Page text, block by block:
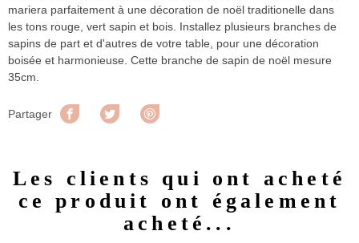
mariera parfaitement à une décoration de noël traditionelle dans
les tons rouge, vert sapin et bois. Installez plusieurs branches de
sapins de part et d'autres de votre table, pour une décoration
boisée et harmonieuse. Cette branche de sapin de noël mesure
35cm.
Partager Partager Tweet
Les clients qui ont acheté
ce produit ont également
acheté...